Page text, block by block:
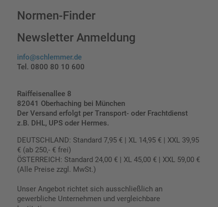
Normen-Finder
Newsletter Anmeldung
info@schlemmer.de
Tel. 0800 80 10 600
Raiffeisenallee 8
82041 Oberhaching bei München
Der Versand erfolgt per Transport- oder Frachtdienst
z.B. DHL, UPS oder Hermes.
DEUTSCHLAND: Standard 7,95 € | XL 14,95 € | XXL 39,95
€ (ab 250,- € frei)
ÖSTERREICH: Standard 24,00 € | XL 45,00 € | XXL 59,00 €
(Alle Preise zzgl. MwSt.)
Unser Angebot richtet sich ausschließlich an
gewerbliche Unternehmen und vergleichbare